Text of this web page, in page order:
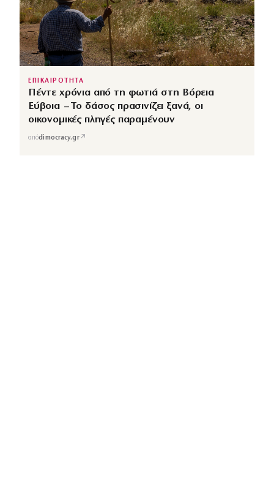
ΕΠΙΚΑΙΡΟΤΗΤΑ
Πέντε χρόνια από τη φωτιά στη Βόρεια
Εύβοια – Το δάσος πρασινίζει ξανά, οι
οικονομικές πληγές παραμένουν
απόdimocracy.gr↗